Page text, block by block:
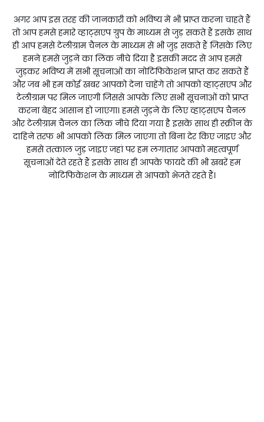
अगर आप इस तरह की जानकारी को भविष्य में भी प्राप्त करना चाहते हैं
तो आप हमसे हमारे व्हाट्सएप ग्रुप के माध्यम से जुड़ सकते हैं इसके साथ
ही आप हमसे टेलीग्राम चैनल के माध्यम से भी जुड़ सकते हैं जिसके लिए
हमने हमसे जुड़ने का लिंक नीचे दिया है इसकी मदद से आप हमसे
जुड़कर भविष्य में सभी सूचनाओं का नोटिफिकेशन प्राप्त कर सकते हैं
और जब भी हम कोई खबर आपको देना चाहेंगे तो आपको व्हाट्सएप और
टेलीग्राम पर मिल जाएगी जिससे आपके लिए सभी सूचनाओं को प्राप्त
करना बेहद आसान हो जाएगा। हमसे जुड़ने के लिए व्हाट्सएप चैनल
और टेलीग्राम चैनल का लिंक नीचे दिया गया है इसके साथ ही स्क्रीन के
दाहिने तरफ भी आपको लिंक मिल जाएगा तो बिना देर किए जाइए और
हमसे तत्काल जुड़ जाइए जहां पर हम लगातार आपको महत्वपूर्ण
सूचनाओं देते रहते हैं इसके साथ ही आपके फायदे की भी खबरें हम
नोटिफिकेशन के माध्यम से आपको भेजते रहते हैं।